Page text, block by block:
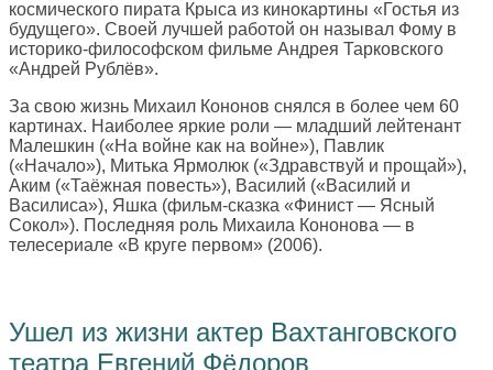
космического пирата Крыса из кинокартины «Гостья из
будущего». Своей лучшей работой он называл Фому в
историко-философском фильме Андрея Тарковского
«Андрей Рублёв».
За свою жизнь Михаил Кононов снялся в более чем 60
картинах. Наиболее яркие роли — младший лейтенант
Малешкин («На войне как на войне»), Павлик
(«Начало»), Митька Ярмолюк («Здравствуй и прощай»),
Аким («Таёжная повесть»), Василий («Василий и
Василиса»), Яшка (фильм-сказка «Финист — Ясный
Сокол»). Последняя роль Михаила Кононова — в
телесериале «В круге первом» (2006).
Ушел из жизни актер Вахтанговского
театра Евгений Фёдоров